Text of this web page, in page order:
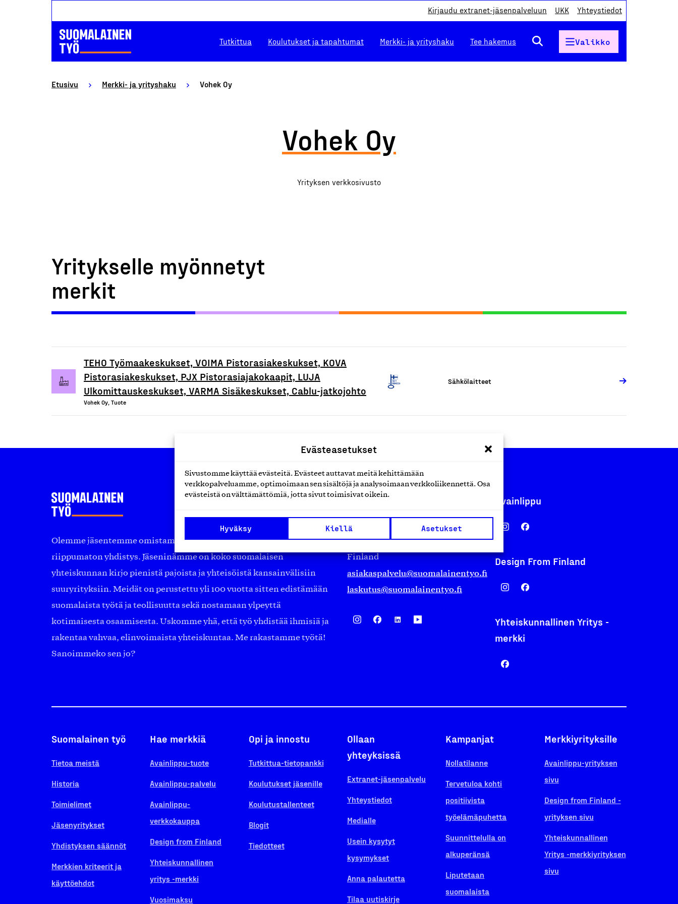
Evästeasetukset
Sivustomme käyttää evästeitä. Evästeet auttavat meitä kehittämään
verkkopalveluamme, optimoimaan sen sisältöjä ja analysoimaan verkkoliikennettä. Osa
evästeistä on välttämättömiä, jotta sivut toimisivat oikein.
Hyväksy Kiellä Asetukset
Kirjaudu extranet-jäsenpalveluun UKK Yhteystiedot
Tutkittua Koulutukset ja tapahtumat Merkki- ja yrityshaku Tee hakemus Valikko
Etusivu Merkki- ja yrityshaku Vohek Oy
Vohek Oy
Yrityksen verkkosivusto
Yritykselle myönnetyt
merkit
TEHO Työmaakeskukset, VOIMA Pistorasiakeskukset, KOVA
Pistorasiakeskukset, PJX Pistorasiajakokaapit, LUJA
Ulkomittauskeskukset, VARMA Sisäkeskukset, Cablu-jatkojohto
Vohek Oy, Tuote
Sähkölaitteet
Olemme jäsentemme omistama puolueeton, työmarkkinajärjestöistä
riippumaton yhdistys. Jäseninämme on koko suomalaisen
yhteiskunnan kirjo pienistä pajoista ja yhteisöistä kansainvälisiin
suuryrityksiin. Meidät on perustettu yli 100 vuotta sitten edistämään
suomalaista työtä ja teollisuutta sekä nostamaan ylpeyttä
kotimaisesta osaamisesta. Uskomme yhä, että työ yhdistää ihmisiä ja
rakentaa vahvaa, elinvoimaista yhteiskuntaa. Me rakastamme työtä!
Sanoimmeko sen jo?
Suomalainen työ ry
Eteläranta 14,
00130 Helsinki
Finland
asiakaspalvelu@suomalainentyo.fi
laskutus@suomalainentyo.fi
Avainlippu
Design From Finland
Yhteiskunnallinen Yritys -
merkki
Suomalainen työ
Tietoa meistä
Historia
Toimielimet
Jäsenyritykset
Yhdistyksen säännöt
Merkkien kriteerit ja
käyttöehdot
Hae merkkiä
Avainlippu-tuote
Avainlippu-palvelu
Avainlippu-
verkkokauppa
Design from Finland
Yhteiskunnallinen
yritys -merkki
Vuosimaksu
Opi ja innostu
Tutkittua-tietopankki
Koulutukset jäsenille
Koulutustallenteet
Blogit
Tiedotteet
Ollaan
yhteyksissä
Extranet-jäsenpalvelu
Yhteystiedot
Medialle
Usein kysytyt
kysymykset
Anna palautetta
Tilaa uutiskirje
Kampanjat
Nollatilanne
Tervetuloa kohti
positiivista
työelämäpuhetta
Suunnittelulla on
alkuperänsä
Liputetaan
suomalaista
Merkkiyrityksille
Avainlippu-yrityksen
sivu
Design from Finland -
yrityksen sivu
Yhteiskunnallinen
Yritys -merkkiyrityksen
sivu